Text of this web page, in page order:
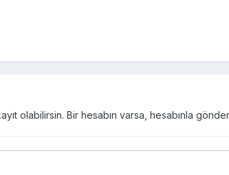
olabilirsin. Bir hesabın varsa, hesabınla